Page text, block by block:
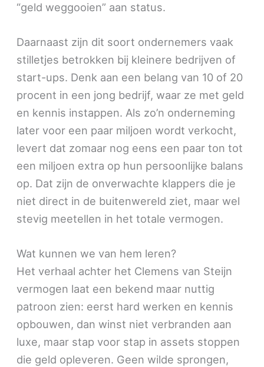
“geld weggooien” aan status.
Daarnaast zijn dit soort ondernemers vaak
stilletjes betrokken bij kleinere bedrijven of
start-ups. Denk aan een belang van 10 of 20
procent in een jong bedrijf, waar ze met geld
en kennis instappen. Als zo’n onderneming
later voor een paar miljoen wordt verkocht,
levert dat zomaar nog eens een paar ton tot
een miljoen extra op hun persoonlijke balans
op. Dat zijn de onverwachte klappers die je
niet direct in de buitenwereld ziet, maar wel
stevig meetellen in het totale vermogen.
Wat kunnen we van hem leren?
Het verhaal achter het Clemens van Steijn
vermogen laat een bekend maar nuttig
patroon zien: eerst hard werken en kennis
opbouwen, dan winst niet verbranden aan
luxe, maar stap voor stap in assets stoppen
die geld opleveren. Geen wilde sprongen,